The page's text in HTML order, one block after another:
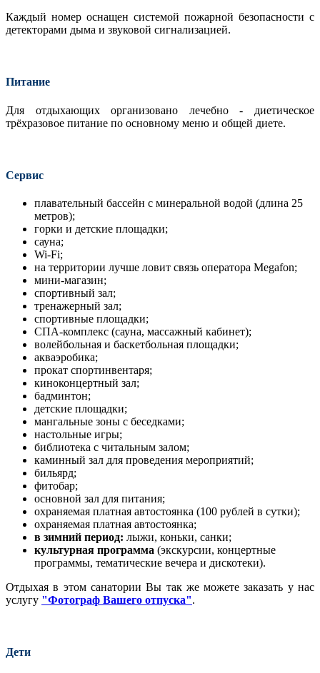
Каждый номер оснащен системой пожарной безопасности с
детекторами дыма и звуковой сигнализацией.
Питание
Для отдыхающих организовано лечебно - диетическое
трёхразовое питание по основному меню и общей диете.
Сервис
плавательный бассейн с минеральной водой (длина 25
метров);
горки и детские площадки;
сауна;
Wi-Fi;
на территории лучше ловит связь оператора Megafon;
мини-магазин;
спортивный зал;
тренажерный зал;
спортивные площадки;
СПА-комплекс (сауна, массажный кабинет);
волейбольная и баскетбольная площадки;
акваэробика;
прокат спортинвентаря;
киноконцертный зал;
бадминтон;
детские площадки;
мангальные зоны с беседками;
настольные игры;
библиотека с читальным залом;
каминный зал для проведения мероприятий;
бильярд;
фитобар;
основной зал для питания;
охраняемая платная автостоянка (100 рублей в сутки);
охраняемая платная автостоянка;
в зимний период: лыжи, коньки, санки;
культурная программа (экскурсии, концертные
программы, тематические вечера и дискотеки).
Отдыхая в этом санатории Вы так же можете заказать у нас
услугу "Фотограф Вашего отпуска".
Дети